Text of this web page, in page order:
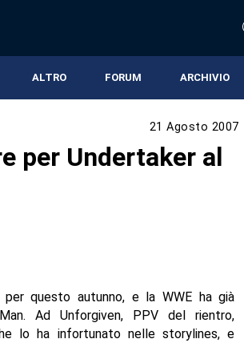
ALTRO FORUM ARCHIVIO
21 Agosto 2007
per Undertaker al
questo autunno, e la WWE ha già
Ad Unforgiven, PPV del rientro,
lo ha infortunato nelle storylines, e